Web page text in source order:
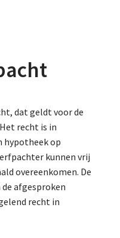
dat geldt voor de
recht is in
hypotheek op
kunnen vrij
overeenkomen. De
afgesproken
recht in
Natuurschoonwet (NSW)
Erfpacht
Verdienmodellen
Jacht en fauna
Natuur-EHS/NNN
GLB
Verkiezingen